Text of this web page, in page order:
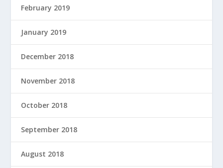
February 2019
January 2019
December 2018
November 2018
October 2018
September 2018
August 2018